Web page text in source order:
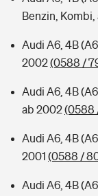
Benzin,
Audi A6, 4B
2002(0588 /
Audi A6, 4B
ab 2002(0588
Audi A6, 4B
2001 (0588 /
Audi A6, 4B